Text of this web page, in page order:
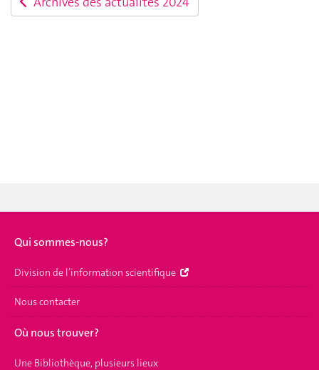
Qui sommes-nous?
Division de l’information scientifique
Nous contacter
Où nous trouver?
Une Bibliothèque, plusieurs lieux